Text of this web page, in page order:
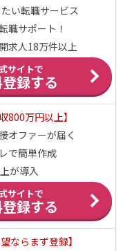
い転職サービス
職サポート！
求人18万件以上
サイトで
録する
800万円以上】
オファーが届く
で簡単作成
が導入
サイトで
録する
ならまず登録】